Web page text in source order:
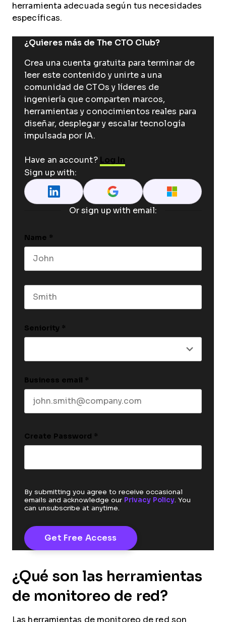
herramienta adecuada según tus necesidades
específicas.
¿Quieres más de The CTO Club?
Crea una cuenta gratuita para terminar de
leer este contenido y unirte a una
comunidad de CTOs y líderes de
ingeniería que comparten marcos,
herramientas y conocimientos reales para
diseñar, desplegar y escalar tecnología
impulsada por IA.
Have an account? Log In
Sign up with:
Or sign up with email:
Name *
Seniority *
Business email *
Create Password *
By submitting you agree to receive occasional
emails and acknowledge our Privacy Policy. You
can unsubscribe at anytime.
¿Qué son las herramientas
de monitoreo de red?
Las herramientas de monitoreo de red son